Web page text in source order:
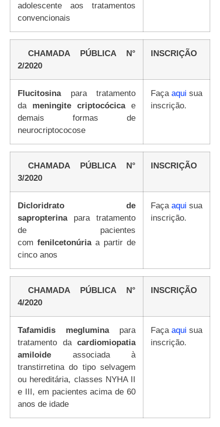
adolescente aos tratamentos
convencionais
CHAMADA PÚBLICA N°
2/2020
INSCRIÇÃO
Flucitosina para tratamento
dameningite criptocócica e
demais formas de
neurocriptococose
Faça aqui sua
inscrição.
CHAMADA PÚBLICA N°
3/2020
INSCRIÇÃO
Dicloridrato de
sapropterina para tratamento
de pacientes
com fenilcetonúria a partir de
cinco anos
Faça aqui sua
inscrição.
CHAMADA PÚBLICA N°
4/2020
INSCRIÇÃO
Tafamidis megluminapara
tratamento da cardiomiopatia
amiloide associada à
transtirretina do tipo selvagem
ou hereditária, classes NYHA II
e III, em pacientes acima de 60
anos de idade
Faça aqui sua
inscrição.